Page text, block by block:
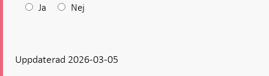
Efter
visas
Ja Nej
Uppdaterad 2026-03-05